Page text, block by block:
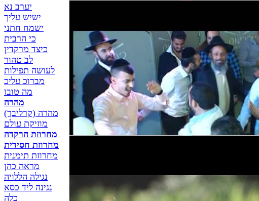
פברנגן - FABRENGEN
- קליפ הלהקה
להקת תוצרת הארץ -
קליפ הלהקה
יערב נא
ישיש עליך
ישמח חתני
כי הרבית
כיצד מרקדין
לב טהור
לעושה תפילות
מברוכ עליכ
מה טובו
מהרה
מהרה (קרליבך)
מוזיקת עולם
מחרוזת הרקדה
מחרוזת חסידית
מחרוזת תימנית
מראה כהן
נגילה הללויה
נגינה ליד כסא
כלה